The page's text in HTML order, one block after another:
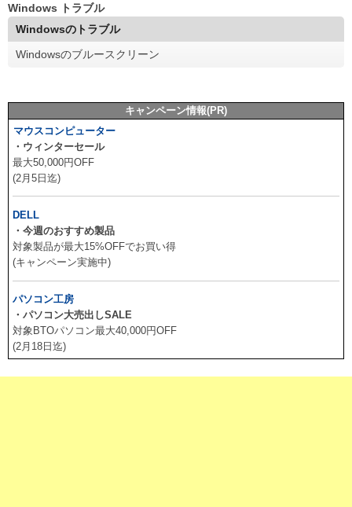
Windows トラブル
Windowsのトラブル
Windowsのブルースクリーン
キャンペーン情報(PR)
マウスコンピューター
・ウィンターセール
最大50,000円OFF
(2月5日迄)
DELL
・今週のおすすめ製品
対象製品が最大15%OFFでお買い得
(キャンペーン実施中)
パソコン工房
・パソコン大売出しSALE
対象BTOパソコン最大40,000円OFF
(2月18日迄)